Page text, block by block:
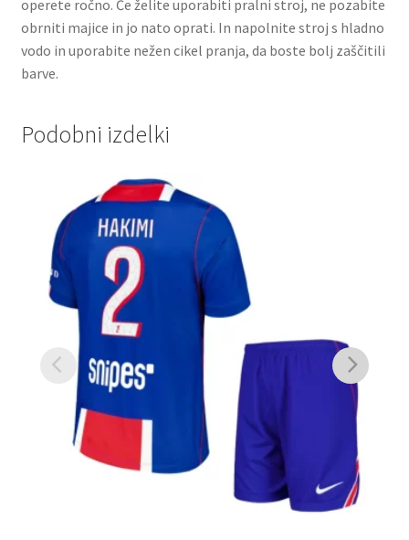
operete ročno. Če želite uporabiti pralni stroj, ne pozabite
obrniti majice in jo nato oprati. In napolnite stroj s hladno
vodo in uporabite nežen cikel pranja, da boste bolj zaščitili
barve.
Podobni izdelki